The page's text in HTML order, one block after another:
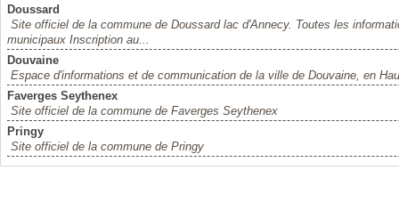
Doussard
Site officiel de la commune de Doussard lac d'Annecy. Toutes les
municipaux Inscription au...
Douvaine
Espace d'informations et de communication de la ville de Douvaine, en
Faverges Seythenex
Site officiel de la commune de Faverges Seythenex
Pringy
Site officiel de la commune de Pringy